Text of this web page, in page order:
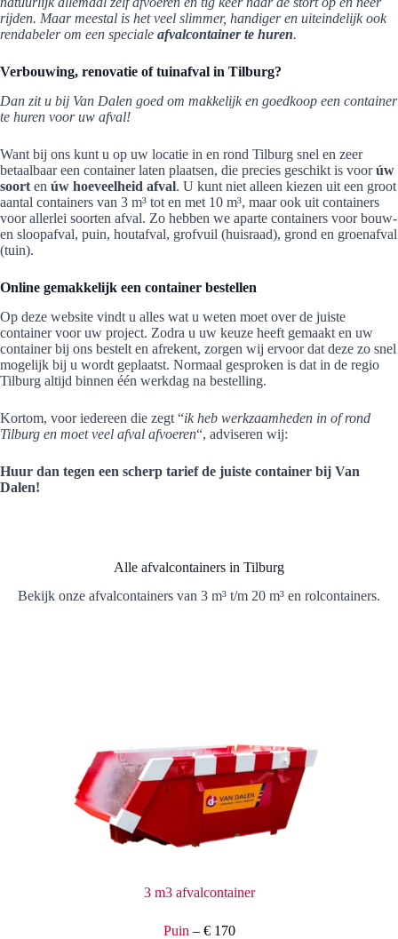
rijden. Maar meestal is het veel slimmer, handiger en uiteindelijk ook
rendabeler om een speciale afvalcontainer te huren.
Verbouwing, renovatie of tuinafval in Tilburg?
Dan zit u bij Van Dalen goed om makkelijk en goedkoop een container
te huren voor uw afval!
Want bij ons kunt u op uw locatie in en rond Tilburg snel en zeer
betaalbaar een container laten plaatsen, die precies geschikt is voorúw
soort en úw hoeveelheid afval. U kunt niet alleen kiezen uit een groot
aantal containers van 3 m³ tot en met 10 m³, maar ook uit containers
voor allerlei soorten afval. Zo hebben we aparte containers voor bouw-
en sloopafval, puin, houtafval, grofvuil (huisraad), grond en groenafval
(tuin).
Online gemakkelijk een container bestellen
Op deze website vindt u alles wat u weten moet over de juiste
container voor uw project. Zodra u uw keuze heeft gemaakt en uw
container bij ons bestelt en afrekent, zorgen wij ervoor dat deze zo snel
mogelijk bij u wordt geplaatst. Normaal gesproken is dat in de regio
Tilburg altijd binnen één werkdag na bestelling.
Kortom, voor iedereen die zegt “ik heb werkzaamheden in of rond
Tilburg en moet veel afval afvoeren“, adviseren wij:
Huur dan tegen een scherp tarief de juiste container bij Van
Dalen!
Alle afvalcontainers in Tilburg
Bekijk onze afvalcontainers van 3 m³ t/m 20 m³ en rolcontainers.
3 m3 afvalcontainer
Puin – € 170